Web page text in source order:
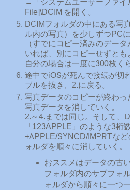
→「システムユーザーファイ
File]\DCIM を開く。
DCIMフォルダの中にある写
ル内の写真）を少しずつPCに
（すでにコピー済みのデー
いれば、別にコピーせずとも
自分の場合は一度に300枚く
途中でiOSが死んで接続が切
ブルを抜き、2.に戻る。
写真データのコピーが終わっ
写真データを消していく。
2.～4.までは同じ。そして、
「123APPLE」のような3桁
+APPLE/SYNCD/IMPRTな
ォルダを順々に消していく。
おススメはデータの古
フォルダ内のサブフォ
ォルダから順々に一つ